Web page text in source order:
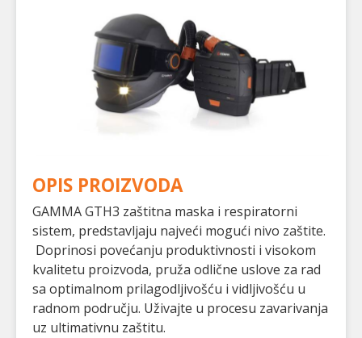
OPIS PROIZVODA
GAMMA GTH3 zaštitna maska i respiratorni
sistem, predstavljaju najveći mogući nivo zaštite.
Doprinosi povećanju produktivnosti i visokom
kvalitetu proizvoda, pruža odlične uslove za rad
sa optimalnom prilagodljivošću i vidljivošću u
radnom području. Uživajte u procesu zavarivanja
uz ultimativnu zaštitu.